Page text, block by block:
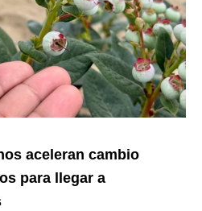
aceleran cambio
para llegar a